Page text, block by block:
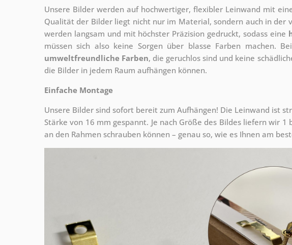
Unsere Bilder werden auf hochwertiger, flexibler Leinwand mit
Qualität der Bilder liegt nicht nur im Material, sondern auch in der
werden langsam und mit höchster Präzision gedruckt, sodass eine
müssen sich also keine Sorgen über blasse Farben machen.
umweltfreundliche Farben, die geruchlos sind und keine
die Bilder in jedem Raum aufhängen können.
Einfache Montage
Unsere Bilder sind sofort bereit zum Aufhängen! Die Leinwand ist
Stärke von 16 mm gespannt. Je nach Größe des Bildes liefern wir 1
an den Rahmen schrauben können – genau so, wie es Ihnen am